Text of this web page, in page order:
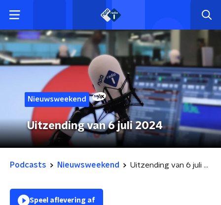
Nieuwsweekend
Uitzending van 6 juli 2024
Podcasts Nieuwsweekend Uitzending van 6 juli 2024
Speel aflevering af